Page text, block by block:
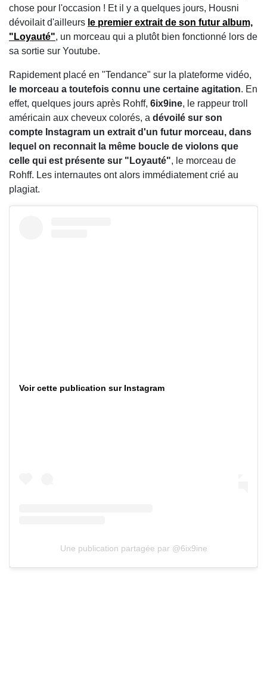
chose pour l'occasion ! Et il y a quelques jours, Housni
dévoilait d'ailleurs le premier extrait de son futur album,
"Loyauté", un morceau qui a plutôt bien fonctionné lors de
sa sortie sur Youtube.
Rapidement placé en "Tendance" sur la plateforme vidéo,
le morceau a toutefois connu une certaine agitation. En
effet, quelques jours après Rohff, 6ix9ine, le rappeur troll
américain aux cheveux colorés, a dévoilé sur son
compte Instagram un extrait d'un futur morceau, dans
lequel on reconnait la même boucle de violons que
celle qui est présente sur "Loyauté", le morceau de
Rohff. Les internautes ont alors immédiatement crié au
plagiat.
Voir cette publication sur Instagram
Une publication partagée par @6ix9ine